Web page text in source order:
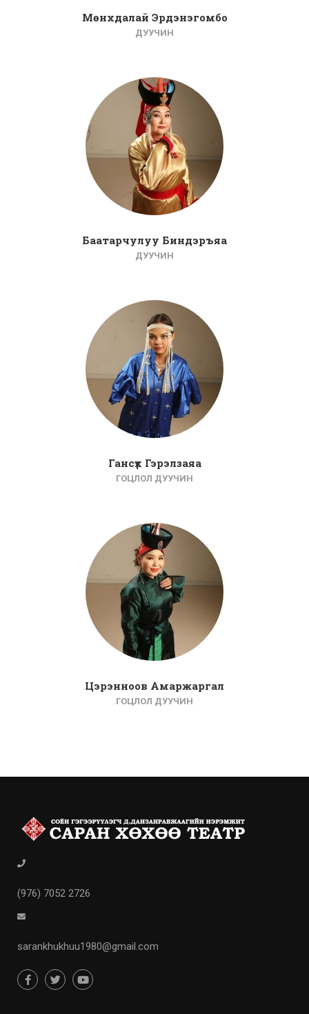
Мөнхдалай Эрдэнэгомбо
ДУУЧИН
Баатарчулуу Биндэръяа
ДУУЧИН
Гансүх Гэрэлзаяа
ГОЦЛОЛ ДУУЧИН
Цэрэнноов Амаржаргал
ГОЦЛОЛ ДУУЧИН
(976) 7052 2726
sarankhukhuu1980@gmail.com